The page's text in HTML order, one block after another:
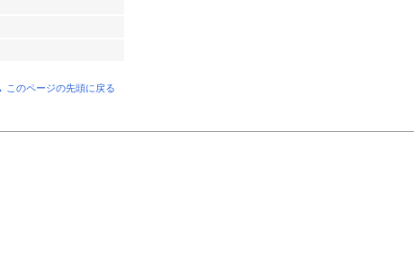
このページの先頭に戻る